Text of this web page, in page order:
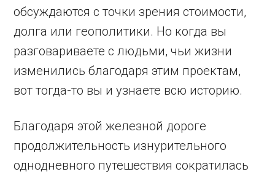
обсуждаются с точки зрения стоимости,
долга или геополитики. Но когда вы
разговариваете с людьми, чьи жизни
изменились благодаря этим проектам,
вот тогда-то вы и узнаете всю историю.
Благодаря этой железной дороге
продолжительность изнурительного
однодневного путешествия сократилась